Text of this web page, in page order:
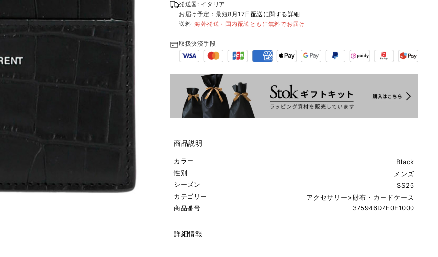
発送国: イタリア
お届け予定：最短8月17日 配送に関する詳細
送料:海外発送・国内配送ともに無料でお届け
取扱決済手段
商品説明
カラー
Black
性別
メンズ
シーズン
SS26
カテゴリー
アクセサリー>財布・カードケース
商品番号
375946DZE0E1000
詳細情報